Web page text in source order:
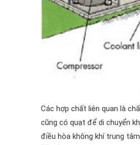
Các hợp chất liên quan là
cũng có quạt để di chuyển
điều hòa không khí trung